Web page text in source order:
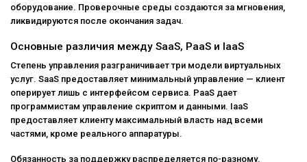
оборудование. Проверочные среды создаются за мгновения,
ликвидируются после окончания задач.
Основные различия между SaaS, PaaS и IaaS
Степень управления разграничивает три модели виртуальных
услуг. SaaS предоставляет минимальный управление — клиент
оперирует лишь с интерфейсом сервиса. PaaS дает
программистам управление скриптом и данными. IaaS
предоставляет клиенту максимальный власть над всеми
частями, кроме реального аппаратуры.
Обязанность за поддержку распределяется по-разному.